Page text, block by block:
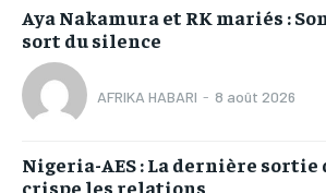
Aya Nakamura et RK mariés :
sort du silence
AFRIKA HABARI - 8 août 2026
Nigeria-AES : La dernière sortie
crispe les relations